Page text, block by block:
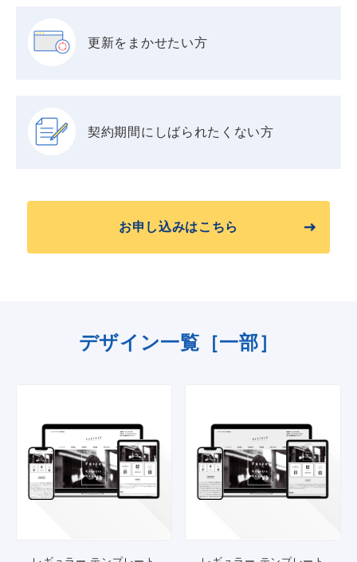
更新をまかせたい方
契約期間に しばられたくない方
お申し込みはこちら
デザイン一覧［一部］